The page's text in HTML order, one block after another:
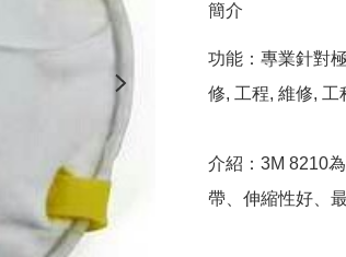
簡介
功能：專業針對
修, 工程, 維修, 工
介紹：3M 8210
帶、伸縮性好、